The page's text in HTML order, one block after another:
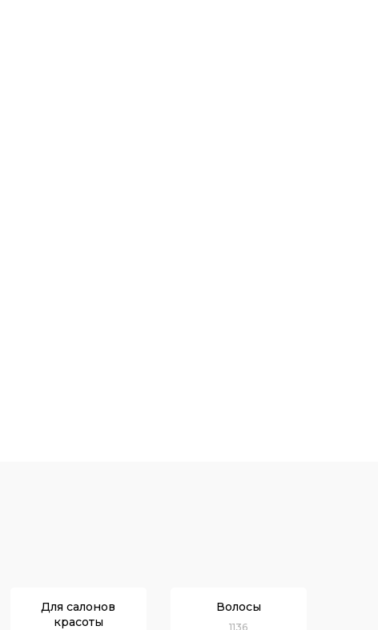
Для салонов
красоты
Волосы
1136